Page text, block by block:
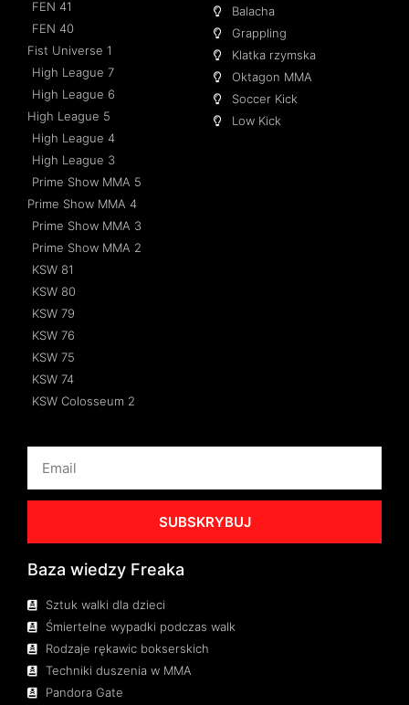
FEN 41
FEN 40
Fist Universe 1
High League 7
High League 6
High League 5
High League 4
High League 3
Prime Show MMA 5
Prime Show MMA 4
Prime Show MMA 3
Prime Show MMA 2
KSW 81
KSW 80
KSW 79
KSW 76
KSW 75
KSW 74
KSW Colosseum 2
Balacha
Grappling
Klatka rzymska
Oktagon MMA
Soccer Kick
Low Kick
SUBSKRYBUJ
Baza wiedzy Freaka
Sztuk walki dla dzieci
Śmiertelne wypadki podczas walk
Rodzaje rękawic bokserskich
Techniki duszenia w MMA
Pandora Gate